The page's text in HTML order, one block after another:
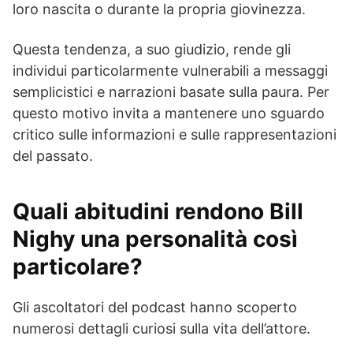
loro nascita o durante la propria giovinezza.
Questa tendenza, a suo giudizio, rende gli
individui particolarmente vulnerabili a messaggi
semplicistici e narrazioni basate sulla paura. Per
questo motivo invita a mantenere uno sguardo
critico sulle informazioni e sulle rappresentazioni
del passato.
Quali abitudini rendono Bill
Nighy una personalità così
particolare?
Gli ascoltatori del podcast hanno scoperto
numerosi dettagli curiosi sulla vita dell’attore.